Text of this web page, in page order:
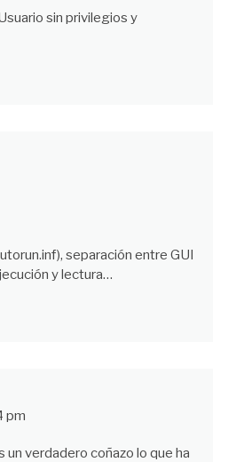
sin privilegios y
separación entre GUI
y lectura…
pm
un verdadero coñazo lo que ha